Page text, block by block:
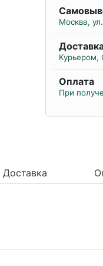
Москва,
Курьером,
Оплата
При
Доставка